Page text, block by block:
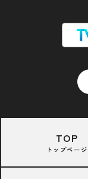
TOP
トップページ